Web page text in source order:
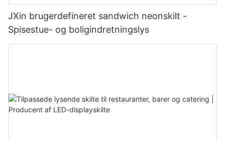
JXin brugerdefineret sandwich neonskilt -
Spisestue- og boligindretningslys